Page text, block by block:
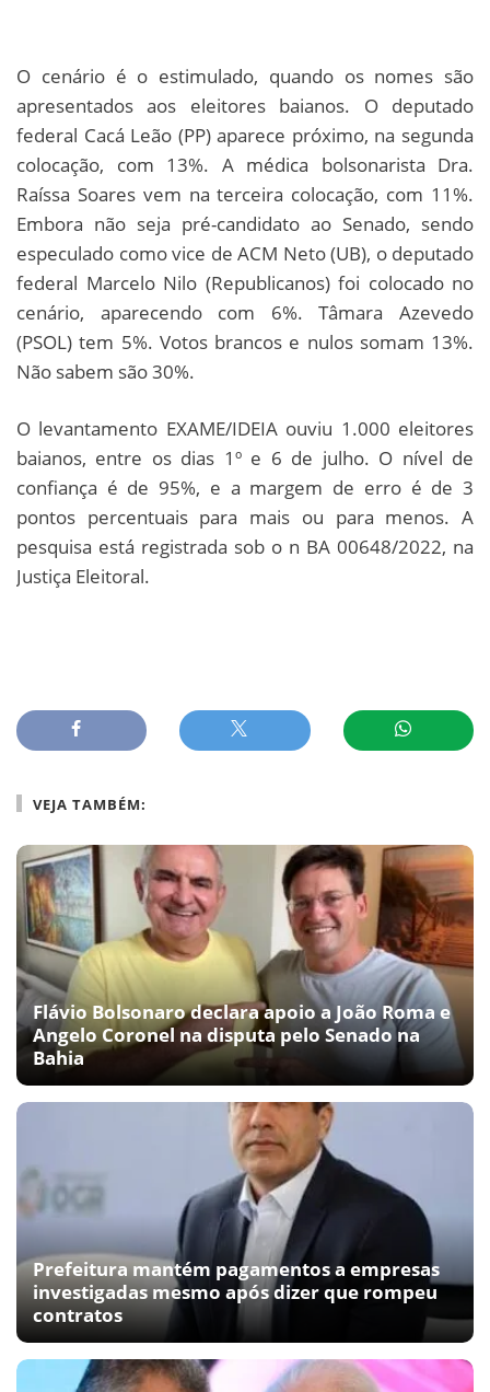
O cenário é o estimulado, quando os nomes são
apresentados aos eleitores baianos. O deputado
federal Cacá Leão (PP) aparece próximo, na segunda
colocação, com 13%. A médica bolsonarista Dra.
Raíssa Soares vem na terceira colocação, com 11%.
Embora não seja pré-candidato ao Senado, sendo
especulado como vice de ACM Neto (UB), o deputado
federal Marcelo Nilo (Republicanos) foi colocado no
cenário, aparecendo com 6%. Tâmara Azevedo
(PSOL) tem 5%. Votos brancos e nulos somam 13%.
Não sabem são 30%.
O levantamento EXAME/IDEIA ouviu 1.000 eleitores
baianos, entre os dias 1º e 6 de julho. O nível de
confiança é de 95%, e a margem de erro é de 3
pontos percentuais para mais ou para menos. A
pesquisa está registrada sob o n BA 00648/2022, na
Justiça Eleitoral.
VEJA TAMBÉM:
Flávio Bolsonaro declara apoio a João Roma e
Angelo Coronel na disputa pelo Senado na
Bahia
Prefeitura mantém pagamentos a empresas
investigadas mesmo após dizer que rompeu
contratos